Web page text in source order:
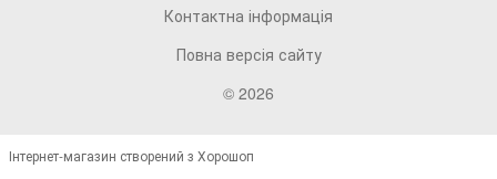
Контактна інформація
Повна версія сайту
© 2026
Інтернет-магазин створений з Хорошоп